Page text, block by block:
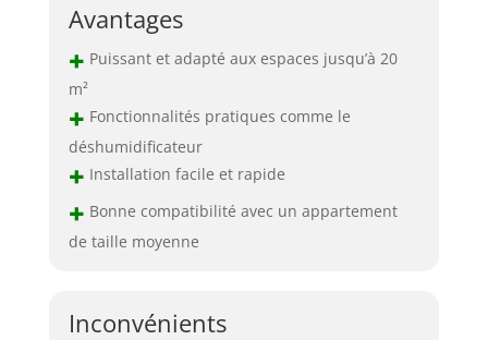
Avantages
+ Puissant et adapté aux espaces jusqu’à 20
m²
+ Fonctionnalités pratiques comme le
déshumidificateur
+ Installation facile et rapide
+ Bonne compatibilité avec un appartement
de taille moyenne
Inconvénients